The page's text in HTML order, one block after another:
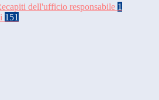
dell'ufficio responsabile 1
151